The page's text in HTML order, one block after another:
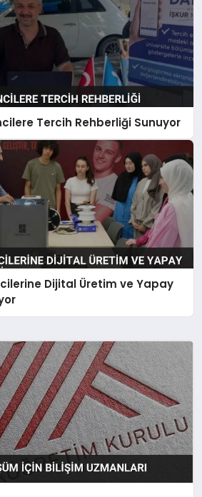
Tercih Rehberliği Sunuyor
Dijital Üretim ve Yapay